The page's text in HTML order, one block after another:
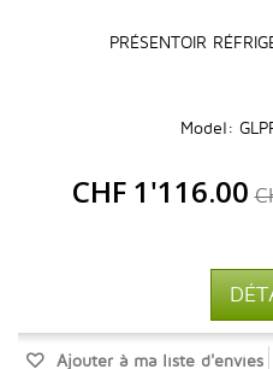
PRÉSENTOIR
Model:
CHF 1'116.00
Ajouter à ma liste d'envies